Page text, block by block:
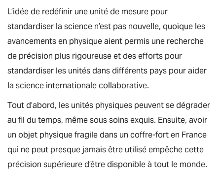
L’idée de redéfinir une unité de mesure pour
standardiser la science n’est pas nouvelle, quoique les
avancements en physique aient permis une recherche
de précision plus rigoureuse et des efforts pour
standardiser les unités dans différents pays pour aider
la science internationale collaborative.
Tout d’abord, les unités physiques peuvent se dégrader
au fil du temps, même sous soins exquis. Ensuite, avoir
un objet physique fragile dans un coffre-fort en France
qui ne peut presque jamais être utilisé empêche cette
précision supérieure d’être disponible à tout le monde.